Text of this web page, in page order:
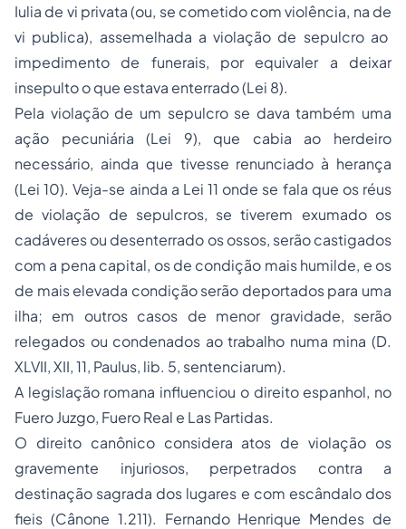
Iulia de vi privata(ou, se cometido com violência, na de
vi publica), assemelhada a violação de sepulcro ao
impedimento de funerais, por equivaler a deixar
insepulto o que estava enterrado (Lei 8).
Pela violação de um sepulcro se dava também uma
ação pecuniária (Lei 9), que cabia ao herdeiro
necessário, ainda que tivesse renunciado à herança
(Lei 10). Veja-se ainda a Lei 11 onde se fala que os réus
de violação de sepulcros, se tiverem exumado os
cadáveres ou desenterrado os ossos, serão castigados
com a pena capital, os de condição mais humilde, e os
de mais elevada condição serão deportados para uma
ilha; em outros casos de menor gravidade, serão
relegados ou condenados ao trabalho numa mina (D.
XLVII, XII, 11, Paulus, lib. 5, sentenciarum).
A legislação romana influenciou o direito espanhol, no
Fuero Juzgo, Fuero Real e Las Partidas.
O direito canônico considera atos de violação os
gravemente injuriosos, perpetrados contra a
destinação sagrada dos lugares e com escândalo dos
fieis (Cânone 1.211). Fernando Henrique Mendes de